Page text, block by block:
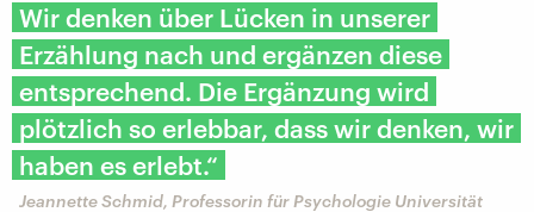
Wir denken über Lücken in unserer
Erzählung nach und ergänzen diese
entsprechend. Die Ergänzung wird
plötzlich so erlebbar, dass wir denken, wir
haben es erlebt.“
Jeannette Schmid, Professorin für Psychologie Universität